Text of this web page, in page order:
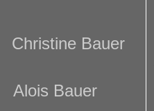
Christine Bauer
Alois Bauer